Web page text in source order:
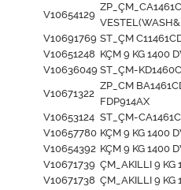
V10654129
V10691769 ST_ÇM
V10651248 KÇM 9 KG 1400
V10636049 ST_ÇM-
V10671322
ZP_CM
FDP914AX
V10653124 ST_ÇM-
V10657780 KÇM 9 KG 1400
V10654392 KÇM 9 KG 1400
V10671739 ÇM_AKILLI 9 KG
V10671738 ÇM_AKILLI 9 KG